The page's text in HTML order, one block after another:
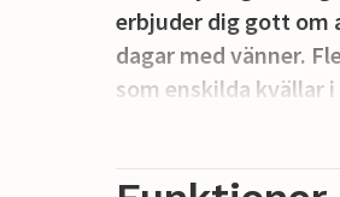
erbjuder dig gott om
dagar med vänner.
som enskilda kvällar
spelkvällar i en stor